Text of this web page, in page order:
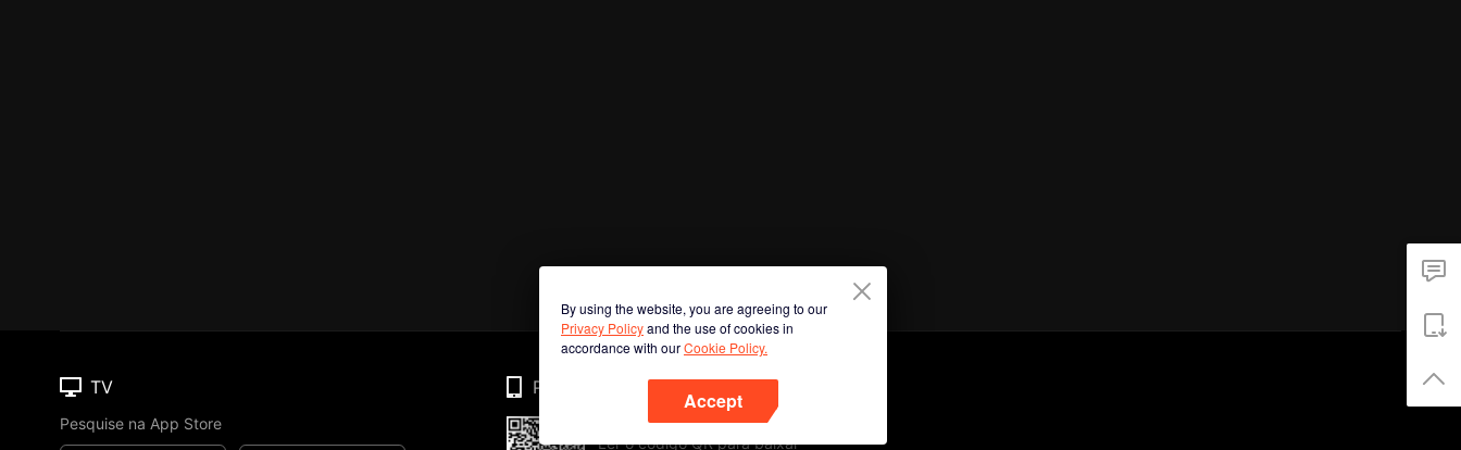
By using the website, you are agreeing to our
Privacy Policyand the use of cookies in
accordance with ourCookie Policy.
Accept
TV
Pesquise na App Store
Phone
Ler o código QR para baixar